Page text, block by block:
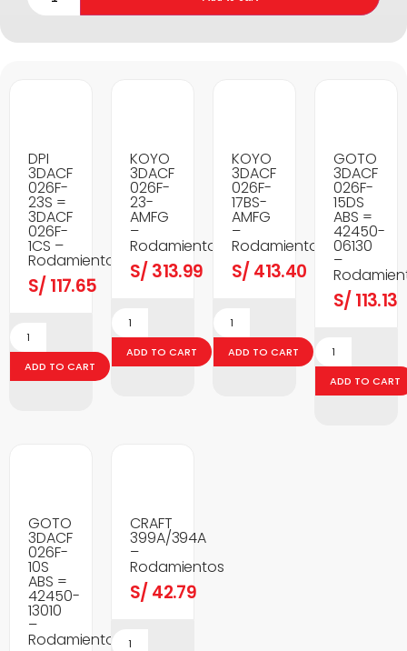
DPI
3DACF
026F-
23S =
3DACF
026F-
1CS –
Rodamientos
S/ 117.65
ADD TO CART
KOYO
3DACF
026F-
23-
AMFG
–
Rodamientos
S/ 313.99
ADD TO CART
KOYO
3DACF
026F-
17BS-
AMFG
–
Rodamientos
S/ 413.40
ADD TO CART
GOTO
3DACF
026F-
15DS
ABS =
42450-
06130
–
S/ 113.13
ADD TO CART
GOTO
3DACF
026F-
10S
ABS =
42450-
13010
–
Rodamientos
CRAFT
399A/394A
–
Rodamientos
S/ 42.79